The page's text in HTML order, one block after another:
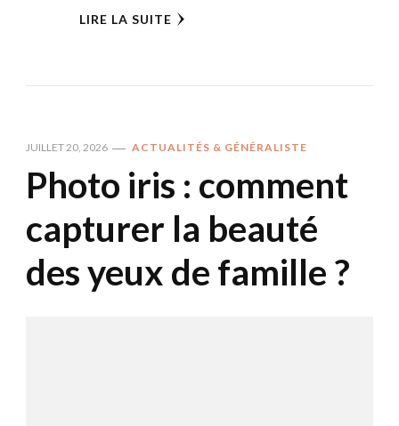
LIRE LA SUITE
JUILLET 20, 2026 ACTUALITÉS & GÉNÉRALISTE
Photo iris : comment
capturer la beauté
des yeux de famille ?